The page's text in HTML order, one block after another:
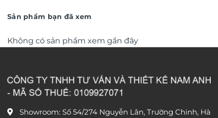
Sản phẩm bạn đã xem
Không có sản phẩm xem gần đây
Showroom: Số 54/274 Nguyễn Lân, Trường Chinh, Hà